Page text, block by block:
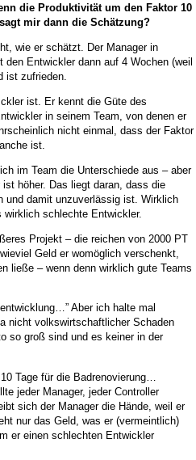
die Produktivität um den Faktor 10
mir dann die Schätzung?
wie er schätzt. Der Manager in
Entwickler dann auf 4 Wochen (weil
ist zufrieden.
ist. Er kennt die Güte des
in seinem Team, von denen er
nicht einmal, dass der Faktor
ist.
im Team die Unterschiede aus – aber
höher. Das liegt daran, dass die
und damit unzuverlässig ist. Wirklich
schlechte Entwickler.
Projekt – die reichen von 2000 PT
Geld er womöglich verschenkt,
ließe – wenn denn wirklich gute Teams
Aber ich halte mal
nicht volkswirtschaftlicher Schaden
so groß sind und es keiner in der
Tage für die Badrenovierung…
jeder Manager, jeder Controller
sich der Manager die Hände, weil er
nur das Geld, was er (vermeintlich)
er einen schlechten Entwickler